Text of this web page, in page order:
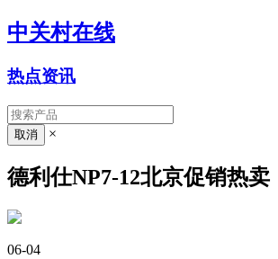
中关村在线
热点资讯
×
德利仕NP7-12北京促销热卖
06-04